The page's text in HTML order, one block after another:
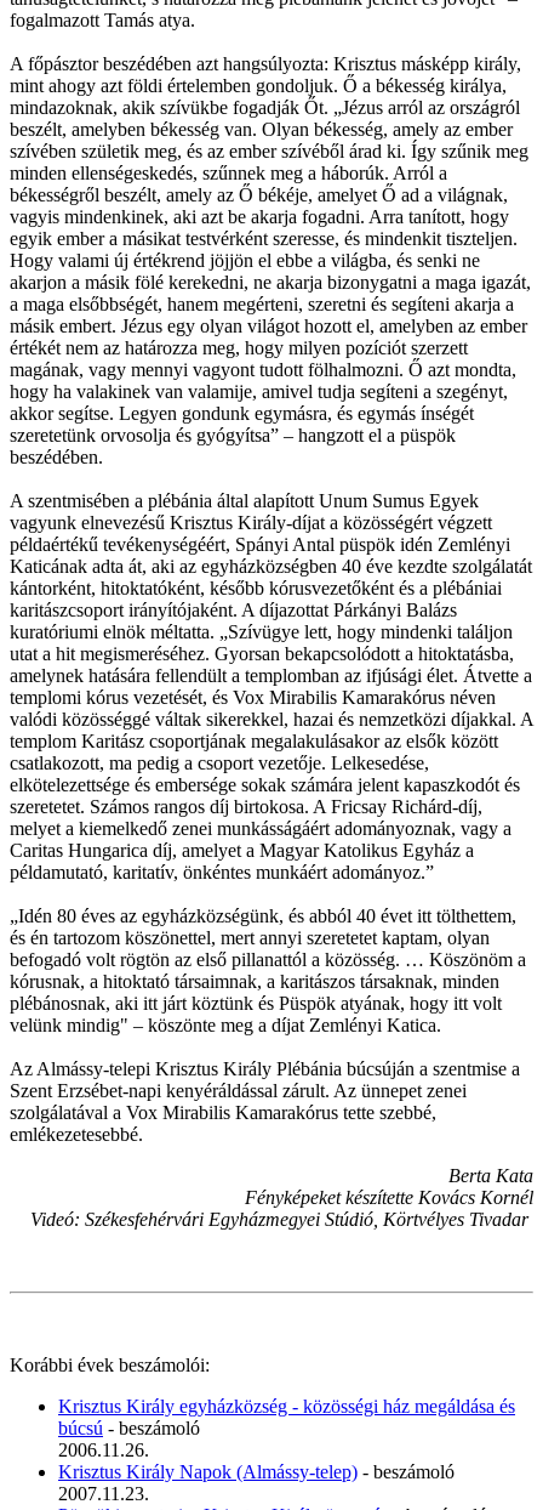
fogalmazott Tamás atya.
A főpásztor beszédében azt hangsúlyozta: Krisztus másképp király,
mint ahogy azt földi értelemben gondoljuk. Ő a békesség királya,
mindazoknak, akik szívükbe fogadják Őt. „Jézus arról az országról
beszélt, amelyben békesség van. Olyan békesség, amely az ember
szívében születik meg, és az ember szívéből árad ki. Így szűnik meg
minden ellenségeskedés, szűnnek meg a háborúk. Arról a
békességről beszélt, amely az Ő békéje, amelyet Ő ad a világnak,
vagyis mindenkinek, aki azt be akarja fogadni. Arra tanított, hogy
egyik ember a másikat testvérként szeresse, és mindenkit tiszteljen.
Hogy valami új értékrend jöjjön el ebbe a világba, és senki ne
akarjon a másik fölé kerekedni, ne akarja bizonygatni a maga igazát,
a maga elsőbbségét, hanem megérteni, szeretni és segíteni akarja a
másik embert. Jézus egy olyan világot hozott el, amelyben az ember
értékét nem az határozza meg, hogy milyen pozíciót szerzett
magának, vagy mennyi vagyont tudott fölhalmozni. Ő azt mondta,
hogy ha valakinek van valamije, amivel tudja segíteni a szegényt,
akkor segítse. Legyen gondunk egymásra, és egymás ínségét
szeretetünk orvosolja és gyógyítsa” – hangzott el a püspök
beszédében.
A szentmisében a plébánia által alapított Unum Sumus Egyek
vagyunk elnevezésű Krisztus Király-díjat a közösségért végzett
példaértékű tevékenységéért, Spányi Antal püspök idén Zemlényi
Katicának adta át, aki az egyházközségben 40 éve kezdte szolgálatát
kántorként, hitoktatóként, később kórusvezetőként és a plébániai
karitászcsoport irányítójaként. A díjazottat Párkányi Balázs
kuratóriumi elnök méltatta. „Szívügye lett, hogy mindenki találjon
utat a hit megismeréséhez. Gyorsan bekapcsolódott a hitoktatásba,
amelynek hatására fellendült a templomban az ifjúsági élet. Átvette a
templomi kórus vezetését, és Vox Mirabilis Kamarakórus néven
valódi közösséggé váltak sikerekkel, hazai és nemzetközi díjakkal. A
templom Karitász csoportjának megalakulásakor az elsők között
csatlakozott, ma pedig a csoport vezetője. Lelkesedése,
elkötelezettsége és embersége sokak számára jelent kapaszkodót és
szeretetet. Számos rangos díj birtokosa. A Fricsay Richárd-díj,
melyet a kiemelkedő zenei munkásságáért adományoznak, vagy a
Caritas Hungarica díj, amelyet a Magyar Katolikus Egyház a
példamutató, karitatív, önkéntes munkáért adományoz.”
„Idén 80 éves az egyházközségünk, és abból 40 évet itt tölthettem,
és én tartozom köszönettel, mert annyi szeretetet kaptam, olyan
befogadó volt rögtön az első pillanattól a közösség. … Köszönöm a
kórusnak, a hitoktató társaimnak, a karitászos társaknak, minden
plébánosnak, aki itt járt köztünk és Püspök atyának, hogy itt volt
velünk mindig" – köszönte meg a díjat Zemlényi Katica.
Az Almássy-telepi Krisztus Király Plébánia búcsúján a szentmise a
Szent Erzsébet-napi kenyéráldással zárult. Az ünnepet zenei
szolgálatával a Vox Mirabilis Kamarakórus tette szebbé,
emlékezetesebbé.
Berta Kata
Fényképeket készítette Kovács Kornél
Videó: Székesfehérvári Egyházmegyei Stúdió, Körtvélyes Tivadar
Korábbi évek beszámolói:
Krisztus Király egyházközség - közösségi ház megáldása és
búcsú - beszámoló
2006.11.26.
Krisztus Király Napok (Almássy-telep) - beszámoló
2007.11.23.